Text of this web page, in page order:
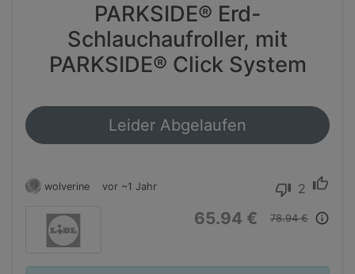
PARKSIDE® Erd-
Schlauchaufroller, mit
PARKSIDE® Click System
Leider Abgelaufen
wolverine vor ~1 Jahr thumb_down 2 thumb_up
65.94 € 78.94 € info_outline